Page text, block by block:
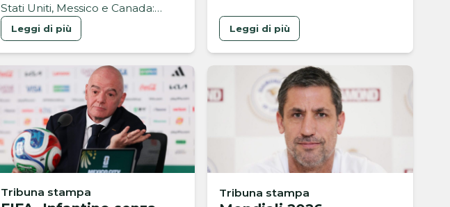
Stati Uniti, Messico e Canada:
superate anche le aspettative
Leggi di più Leggi di più
Tribuna stampa Tribuna stampa